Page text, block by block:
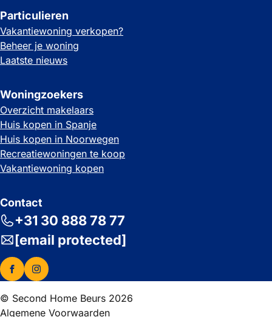
Particulieren
Vakantiewoning verkopen?
Beheer je woning
Laatste nieuws
Woningzoekers
Overzicht makelaars
Huis kopen in Spanje
Huis kopen in Noorwegen
Recreatiewoningen te koop
Vakantiewoning kopen
Contact
+31 30 888 78 77
[email protected]
© Second Home Beurs 2026
Algemene Voorwaarden